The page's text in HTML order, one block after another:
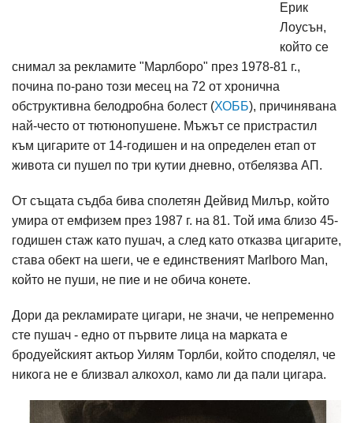
Ерик
Лоусън,
който се
снимал за рекламите "Марлборо" през 1978-81 г.,
почина по-рано този месец на 72 от хронична
обструктивна белодробна болест (ХОББ), причинявана
най-често от тютюнопушене. Мъжът се пристрастил
към цигарите от 14-годишен и на определен етап от
живота си пушел по три кутии дневно, отбелязва АП.
От същата съдба бива сполетян Дейвид Милър, който
умира от емфизем през 1987 г. на 81. Той има близо 45-
годишен стаж като пушач, а след като отказва цигарите,
става обект на шеги, че е единственият Marlboro Man,
който не пуши, не пие и не обича конете.
Дори да рекламирате цигари, не значи, че непременно
сте пушач - едно от първите лица на марката е
бродуейският актьор Уилям Торлби, който споделял, че
никога не е близвал алкохол, камо ли да пали цигара.